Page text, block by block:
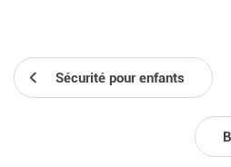
Sécurité pour enfants